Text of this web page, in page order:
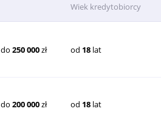
Wiek kredytobiorcy
do250 000zł od 18lat
do200 000zł od 18lat